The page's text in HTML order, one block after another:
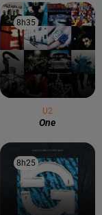
8h35
8h35
U2
One
8h25
8h25